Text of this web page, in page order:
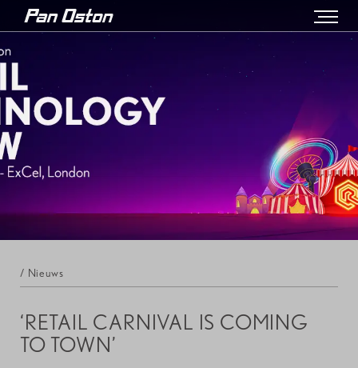
/ Nieuws
‘RETAIL CARNIVAL IS COMING
TO TOWN’